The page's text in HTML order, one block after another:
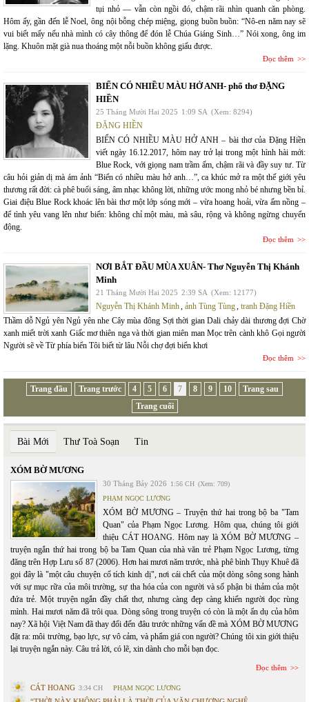
tụi nhỏ — vẫn còn ngồi đó, chậm rãi nhìn quanh căn phòng.
Hôm ấy, gần đến lễ Noel, ông nội bỗng chép miệng, giọng buồn buồn: “Nô-en năm nay sẽ
vui biết mấy nếu nhà mình có cây thông để đón lễ Chúa Giáng Sinh…” Nói xong, ông im
lặng. Khuôn mặt già nua thoáng một nỗi buồn không giấu được.
Đọc thêm
BIỂN CÓ NHIỀU MÀU HỞ ANH- phổ thơ ĐẶNG
HIỀN
25 Tháng Mười Hai 2025 1:09 SA (Xem: 8294)
ĐẶNG HIỀN
BIỂN CÓ NHIỀU MÀU HỞ ANH – bài thơ của Đặng Hiền
viết ngày 16.12.2017, hôm nay trở lại trong một hình hài mới:
Blue Rock, với giọng nam trầm ấm, chậm rãi và đầy suy tư. Từ
câu hỏi giản dị mà ám ảnh “Biển có nhiều màu hở anh…”, ca khúc mở ra một thế giới yêu
thương rất đời: cà phê buổi sáng, âm nhạc không lời, những ước mong nhỏ bé nhưng bền bỉ.
Giai điệu Blue Rock khoác lên bài thơ một lớp sóng mới – vừa hoang hoải, vừa ấm nồng –
để tình yêu vang lên như biển: không chỉ một màu, mà sâu, rộng và không ngừng chuyển
động.
Đọc thêm
NƠI BẮT ĐẦU MÙA XUÂN- Thơ Nguyễn Thị Khánh
Minh
21 Tháng Mười Hai 2025 2:39 SA (Xem: 12177)
Nguyễn Thị Khánh Minh, ảnh Tùng Tùng, tranh Đặng Hiền
Thầm dỗ Ngủ yên Ngủ yên nhe Cây mùa đông Sợi thời gian Dali chảy dài thương đợi Chờ
xanh miết trời xanh Giấc mơ thiên nga và thời gian miên man Mọc trên cành khô Gọi người
Người sẽ về Từ phía biển Tôi biết từ lâu Nỗi chợ đợi biển khơi
Đọc thêm
Trang đầu Trang trước 4 5 6 7 8 9 10
Trang sau
Trang cuối
Bài Mới Thư Toà Soạn Tin
XÓM BỜ MƯƠNG
30 Tháng Bảy 2026 1:56 CH (Xem: 709)
PHẠM NGỌC LƯƠNG
XÓM BỜ MƯƠNG – Truyện thứ hai trong bộ ba "Tam
Quan" của Phạm Ngọc Lương. Hôm qua, chúng tôi giới
thiệu CÁT HOANG. Hôm nay là XÓM BỜ MƯƠNG –
truyện ngắn thứ hai trong bộ ba Tam Quan của nhà văn trẻ Phạm Ngọc Lương, từng
đăng trên Hợp Lưu số 87 (2006). Hơn hai mươi năm trước, nhà phê bình Thụy Khuê đã
gọi đây là "một câu chuyện cổ tích kinh dị", nơi cái chết của một dòng sông song hành
với sự mục rữa của môi trường, sự tha hóa của con người và số phận bi thảm của một
đứa trẻ. Một truyện ngắn đầy chất thơ, nhưng càng đẹp càng khiến người đọc rùng
mình. Hai mươi năm đã trôi qua. Dòng sông trong truyện có còn là một ẩn dụ của hôm
nay? Xã hội Việt Nam đã thay đổi đến đâu trước những vấn đề mà XÓM BỜ MƯƠNG
đặt ra: môi trường, bạo lực, sự vô cảm, và phẩm giá con người? Chúng tôi xin giới thiệu
lại truyện ngắn này. Câu trả lời, có lẽ, xin dành cho mỗi bạn đọc.
Đọc thêm
CÁT HOANG 3:34 CH PHẠM NGỌC LƯƠNG